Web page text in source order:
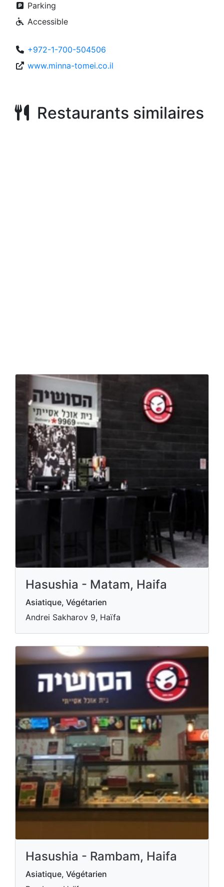
Parking
Accessible
+972-1-700-504506
www.minna-tomei.co.il
Restaurants similaires
Hasushia - Matam, Haifa
Asiatique, Végétarien
Andrei Sakharov 9, Haïfa
Hasushia - Rambam, Haifa
Asiatique, Végétarien